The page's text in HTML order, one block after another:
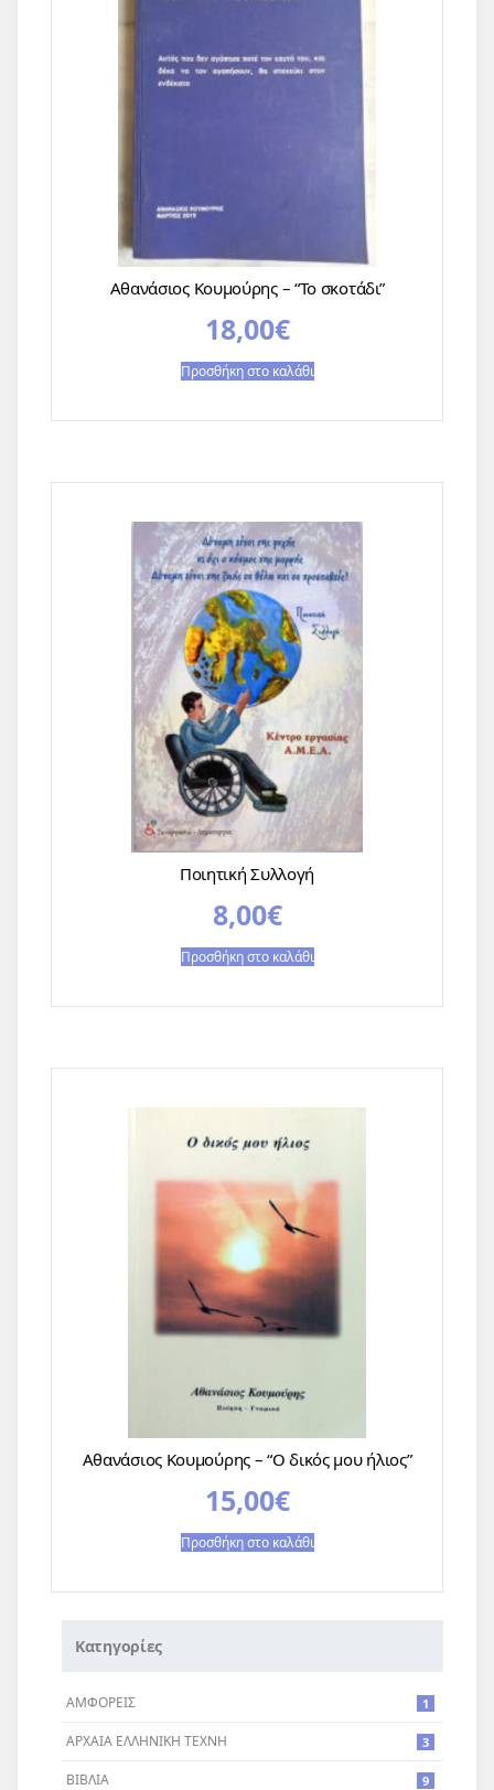
Αθανάσιος Κουμούρης – “Το σκοτάδι”
18,00€
Προσθήκη στο καλάθι
Ποιητική Συλλογή
8,00€
Προσθήκη στο καλάθι
Αθανάσιος Κουμούρης – “Ο δικός μου ήλιος”
15,00€
Προσθήκη στο καλάθι
Κατηγορίες
ΑΜΦΟΡΕΙΣ 1
ΑΡΧΑΙΑ ΕΛΛΗΝΙΚΗ ΤΕΧΝΗ 3
ΒΙΒΛΙΑ 9